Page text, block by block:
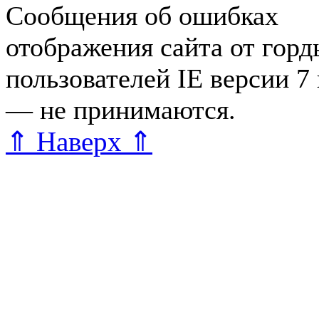
Сообщения об ошибках
отображения сайта от
пользователей IE версии
— не принимаются.
⇑ Наверх ⇑